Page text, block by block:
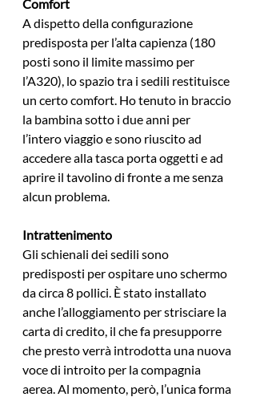
Comfort
A dispetto della configurazione
predisposta per l’alta capienza (180
posti sono il limite massimo per
l’A320), lo spazio tra i sedili restituisce
un certo comfort. Ho tenuto in braccio
la bambina sotto i due anni per
l’intero viaggio e sono riuscito ad
accedere alla tasca porta oggetti e ad
aprire il tavolino di fronte a me senza
alcun problema.
Intrattenimento
Gli schienali dei sedili sono
predisposti per ospitare uno schermo
da circa 8 pollici. È stato installato
anche l’alloggiamento per strisciare la
carta di credito, il che fa presupporre
che presto verrà introdotta una nuova
voce di introito per la compagnia
aerea. Al momento, però, l’unica forma